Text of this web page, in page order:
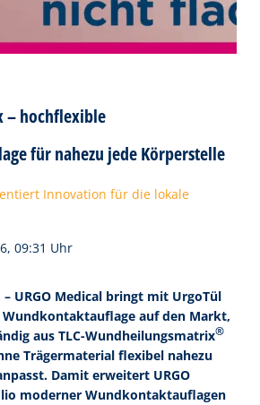
– hochflexible
für nahezu jede Körperstelle
Innovation für die lokale
09:31 Uhr
URGO Medical bringt mit UrgoTül
Wundkontaktauflage auf den Markt,
aus TLC-Wundheilungsmatrix®
Trägermaterial flexibel nahezu
Damit erweitert URGO
moderner Wundkontaktauflagen